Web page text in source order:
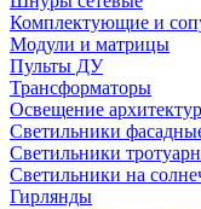
Комплектующие и
Модули и матрицы
Пульты ДУ
Трансформаторы
Освещение
Светильники
Светильники
Светильники на
Гирлянды